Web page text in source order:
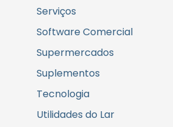
Serviços
Software Comercial
Supermercados
Suplementos
Tecnologia
Utilidades do Lar